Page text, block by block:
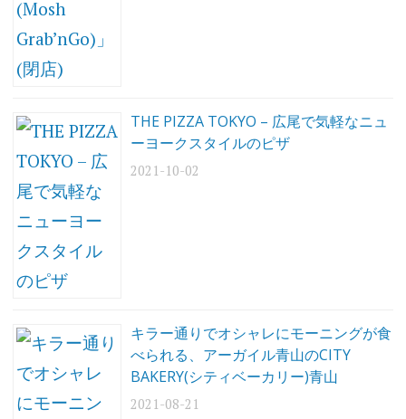
プ
レ
イ
ス
の
テ
席
THE PIZZA TOKYO – 広尾で気軽なニュ
ーヨークスタイルのピザ
2021-10-02
キラー通りでオシャレにモーニングが食
べられる、アーガイル青山のCITY
BAKERY(シティベーカリー)青山
2021-08-21